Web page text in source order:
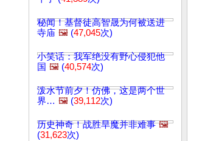
秘闻！基督徒高智晟为何被送进
寺庙 🖼️ (47,045次)
小笑话：我军绝没有野心侵犯他
国 🖼️ (40,574次)
泼水节前夕！仿佛，这是两个世
界… 🖼️ (39,112次)
历史神奇！战胜旱魔并非难事 🖼️
(31,623次)